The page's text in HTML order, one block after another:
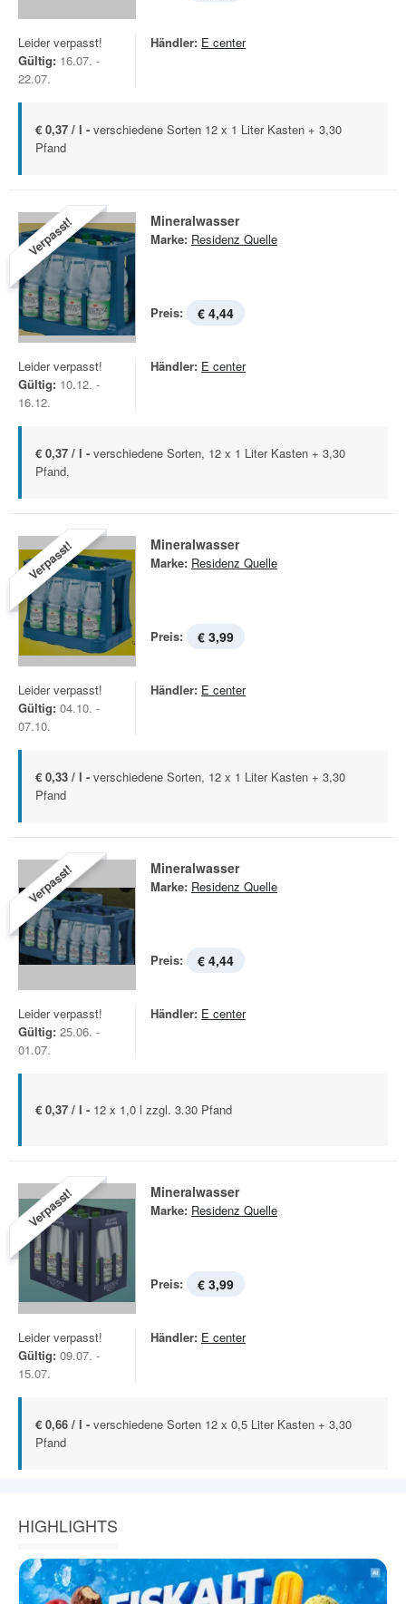
Leider verpasst!
Gültig: 16.07. -
22.07.
Händler: E center
€ 0,37 / l - verschiedene Sorten 12 x 1 Liter Kasten + 3,30
Pfand
Verpasst! Mineralwasser
Marke: Residenz Quelle
Preis: € 4,44
Leider verpasst!
Gültig: 10.12. -
16.12.
Händler: E center
€ 0,37 / l - verschiedene Sorten, 12 x 1 Liter Kasten + 3,30
Pfand,
Verpasst! Mineralwasser
Marke: Residenz Quelle
Preis: € 3,99
Leider verpasst!
Gültig: 04.10. -
07.10.
Händler: E center
€ 0,33 / l - verschiedene Sorten, 12 x 1 Liter Kasten + 3,30
Pfand
Verpasst! Mineralwasser
Marke: Residenz Quelle
Preis: € 4,44
Leider verpasst!
Gültig: 25.06. -
01.07.
Händler: E center
€ 0,37 / l - 12 x 1,0 l zzgl. 3.30 Pfand
Verpasst! Mineralwasser
Marke: Residenz Quelle
Preis: € 3,99
Leider verpasst!
Gültig: 09.07. -
15.07.
Händler: E center
€ 0,66 / l - verschiedene Sorten 12 x 0,5 Liter Kasten + 3,30
Pfand
HIGHLIGHTS